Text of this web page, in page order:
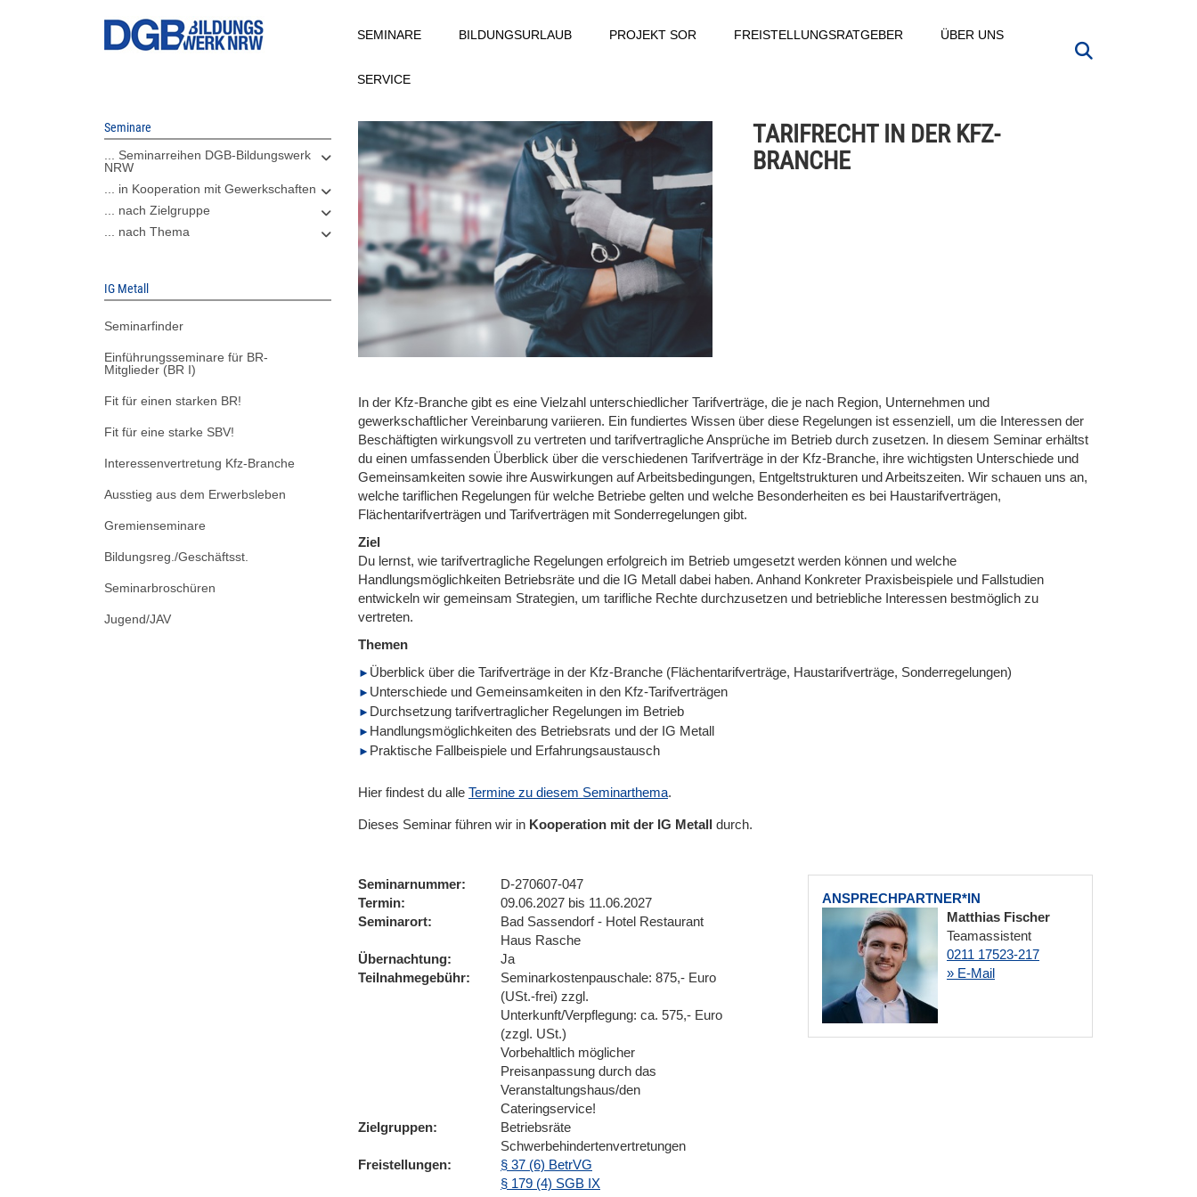
SEMINARE BILDUNGSURLAUB PROJEKT SOR FREISTELLUNGSRATGEBER ÜBER UNS
SERVICE
Seminare
... Seminarreihen DGB-Bildungswerk
NRW
... in Kooperation mit Gewerkschaften
... nach Zielgruppe
... nach Thema
IG Metall
Seminarfinder
Einführungsseminare für BR-
Mitglieder (BR I)
Fit für einen starken BR!
Fit für eine starke SBV!
Interessenvertretung Kfz-Branche
Ausstieg aus dem Erwerbsleben
Gremienseminare
Bildungsreg./Geschäftsst.
Seminarbroschüren
Jugend/JAV
TARIFRECHT IN DER KFZ-
BRANCHE
In der Kfz-Branche gibt es eine Vielzahl unterschiedlicher Tarifverträge, die je nach Region, Unternehmen und
gewerkschaftlicher Vereinbarung variieren. Ein fundiertes Wissen über diese Regelungen ist essenziell, um die Interessen der
Beschäftigten wirkungsvoll zu vertreten und tarifvertragliche Ansprüche im Betrieb durch zusetzen. In diesem Seminar erhältst
du einen umfassenden Überblick über die verschiedenen Tarifverträge in der Kfz-Branche, ihre wichtigsten Unterschiede und
Gemeinsamkeiten sowie ihre Auswirkungen auf Arbeitsbedingungen, Entgeltstrukturen und Arbeitszeiten. Wir schauen uns an,
welche tariflichen Regelungen für welche Betriebe gelten und welche Besonderheiten es bei Haustarifverträgen,
Flächentarifverträgen und Tarifverträgen mit Sonderregelungen gibt.
Ziel
Du lernst, wie tarifvertragliche Regelungen erfolgreich im Betrieb umgesetzt werden können und welche
Handlungsmöglichkeiten Betriebsräte und die IG Metall dabei haben. Anhand Konkreter Praxisbeispiele und Fallstudien
entwickeln wir gemeinsam Strategien, um tarifliche Rechte durchzusetzen und betriebliche Interessen bestmöglich zu
vertreten.
Themen
Überblick über die Tarifverträge in der Kfz-Branche (Flächentarifverträge, Haustarifverträge, Sonderregelungen)
Unterschiede und Gemeinsamkeiten in den Kfz-Tarifverträgen
Durchsetzung tarifvertraglicher Regelungen im Betrieb
Handlungsmöglichkeiten des Betriebsrats und der IG Metall
Praktische Fallbeispiele und Erfahrungsaustausch
Hier findest du alle Termine zu diesem Seminarthema.
Dieses Seminar führen wir in Kooperation mit der IG Metall durch.
ANSPRECHPARTNER*IN
Matthias Fischer
Teamassistent
0211 17523-217
» E-Mail
Seminarnummer
D-270607-047
Termin
09.06.2027 bis 11.06.2027
Seminarort
Bad Sassendorf - Hotel Restaurant
Haus Rasche
Übernachtung
Ja
Teilnahmegebühr
Seminarkostenpauschale: 875,- Euro
(USt.-frei) zzgl.
Unterkunft/Verpflegung: ca. 575,- Euro
(zzgl. USt.)
Vorbehaltlich möglicher
Preisanpassung durch das
Veranstaltungshaus/den
Cateringservice!
Zielgruppen
Betriebsräte
Schwerbehindertenvertretungen
Freistellungen
§ 37 (6) BetrVG
§ 179 (4) SGB IX